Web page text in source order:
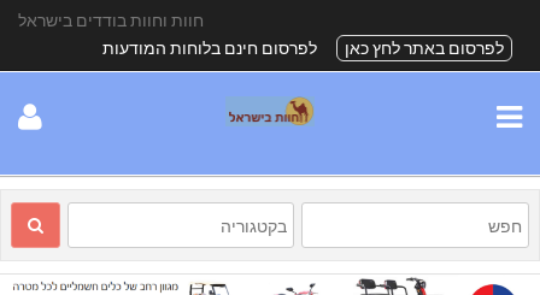
חוות וחוות בודדים בישראל
לפרסום באתר לחץ כאן
לפרסום חינם בלוחות המודעות